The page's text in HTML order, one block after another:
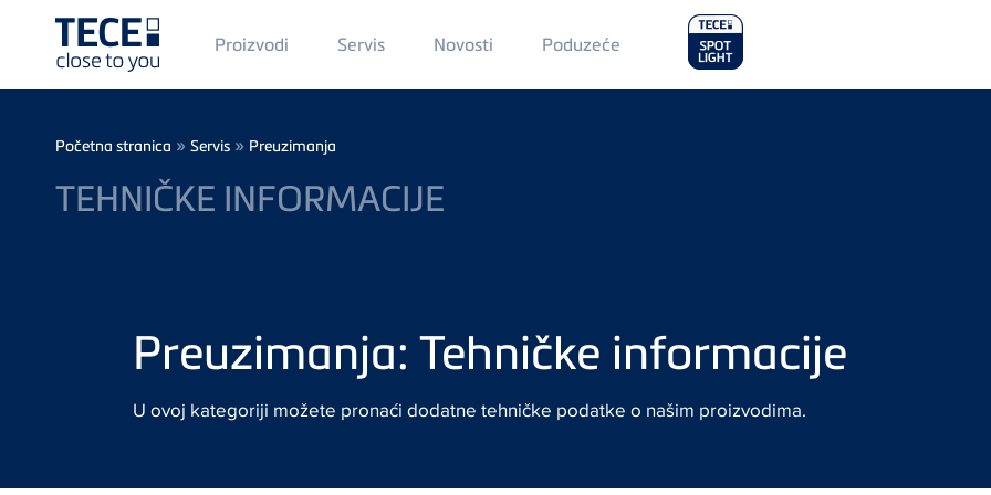
Main
Menü
1
Proizvodi Servis Novosti Main
Menu
2
Poduzeće
Breadcrumb
Početna stranica » Servis » Preuzimanja
TEHNIČKE INFORMACIJE
Preuzimanja: Tehničke informacije
U ovoj kategoriji možete pronaći dodatne tehničke podatke o našim proizvodima.